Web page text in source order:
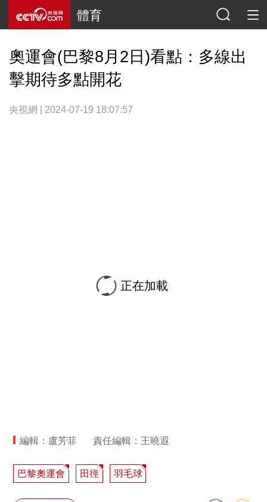
體育
奧運會(巴黎8月2日)看點：多線出
擊期待多點開花
央視網 | 2024-07-19 18:07:57
正在加載
編輯：盧芳菲 責任編輯：王曉遐
巴黎奧運會 田徑 羽毛球